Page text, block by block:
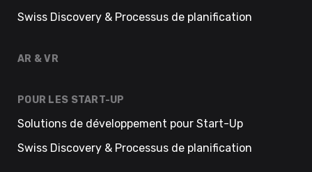
Swiss Discovery & Processus de planification
AR & VR
POUR LES START-UP
Solutions de développement pour Start-Up
Swiss Discovery & Processus de planification